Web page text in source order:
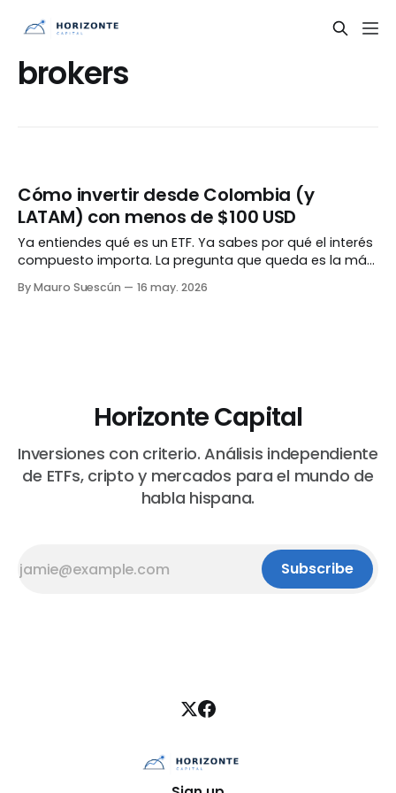
brokers
Cómo invertir desde Colombia (y
LATAM) con menos de $100 USD
Ya entiendes qué es un ETF. Ya sabes por qué el interés
compuesto importa. La pregunta que queda es la más
práctica de todas: ¿cómo lo hago realmente desde
acá? El obstáculo que nadie explica bien La mayoría
By Mauro Suescún 16 may. 2026
Horizonte Capital
Inversiones con criterio. Análisis independiente
de ETFs, cripto y mercados para el mundo de
habla hispana.
Subscribe